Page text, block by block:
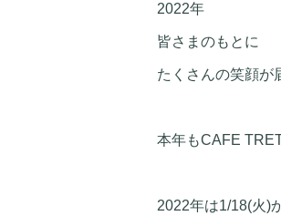
2022年
皆さまのもとに
たくさんの笑顔が
本年もCAFE
2022年は1/18(火)